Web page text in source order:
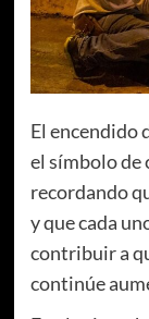
El encendido
el símbolo de
recordando
y que cada
contribuir a
continúe